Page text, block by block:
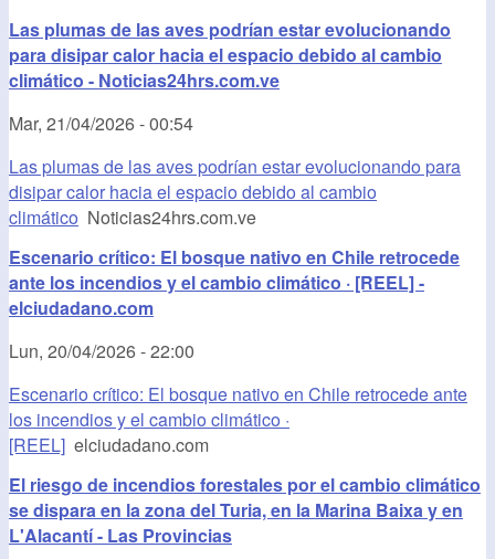
Las plumas de las aves podrían estar evolucionando
para disipar calor hacia el espacio debido al cambio
climático - Noticias24hrs.com.ve
Mar, 21/04/2026 - 00:54
Las plumas de las aves podrían estar evolucionando para
disipar calor hacia el espacio debido al cambio
climático Noticias24hrs.com.ve
Escenario crítico: El bosque nativo en Chile retrocede
ante los incendios y el cambio climático · [REEL] -
elciudadano.com
Lun, 20/04/2026 - 22:00
Escenario crítico: El bosque nativo en Chile retrocede ante
los incendios y el cambio climático ·
[REEL] elciudadano.com
El riesgo de incendios forestales por el cambio climático
se dispara en la zona del Turia, en la Marina Baixa y en
L'Alacantí - Las Provincias